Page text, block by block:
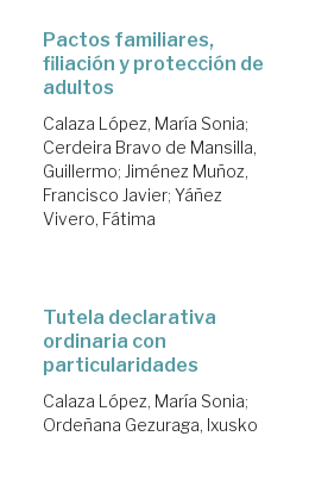
Pactos familiares,
filiación y protección de
adultos
Calaza López, María Sonia;
Cerdeira Bravo de Mansilla,
Guillermo; Jiménez Muñoz,
Francisco Javier; Yáñez
Vivero, Fátima
Tutela declarativa
ordinaria con
particularidades
Calaza López, María Sonia;
Ordeñana Gezuraga, Ixusko